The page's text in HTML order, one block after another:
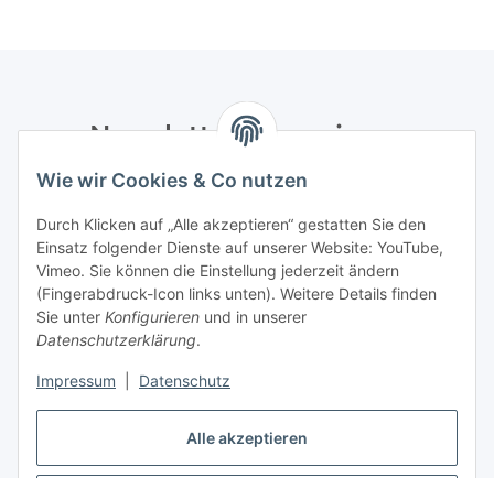
Alle akzeptieren
Wie wir Cookies & Co nutzen
Durch Klicken auf „Alle akzeptieren“ gestatten Sie den
Einsatz folgender Dienste auf unserer Website: YouTube,
Vimeo. Sie können die Einstellung jederzeit ändern
(Fingerabdruck-Icon links unten). Weitere Details finden
Sie unter Konfigurieren und in unserer
Datenschutzerklärung.
Impressum Datenschutz
Newsletter Abonnieren
Bitte senden Sie mir entsprechend Ihrer
Informationen zu Ihrem Produktsortiment per E-Mail zu.
Abonnieren
Newsletter Abonnieren
Gesetzliche Informationen